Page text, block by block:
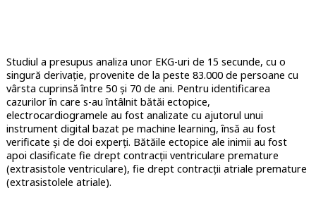
Studiul a presupus analiza unor EKG-uri de 15 secunde, cu o
singură derivație, provenite de la peste 83.000 de persoane cu
vârsta cuprinsă între 50 și 70 de ani. Pentru identificarea
cazurilor în care s-au întâlnit bătăi ectopice,
electrocardiogramele au fost analizate cu ajutorul unui
instrument digital bazat pe machine learning, însă au fost
verificate și de doi experți. Bătăile ectopice ale inimii au fost
apoi clasificate fie drept contracții ventriculare premature
(extrasistole ventriculare), fie drept contracții atriale premature
(extrasistolele atriale).